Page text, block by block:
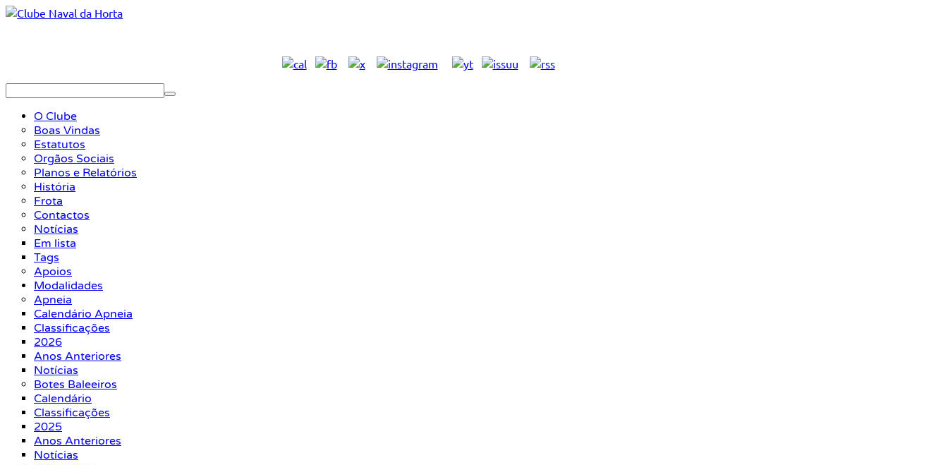
O Clube
Boas Vindas
Estatutos
Orgãos Sociais
Planos e Relatórios
História
Frota
Contactos
Notícias
Em lista
Tags
Apoios
Modalidades
Apneia
Calendário Apneia
Classificações
2026
Anos Anteriores
Notícias
Botes Baleeiros
Calendário
Classificações
2025
Anos Anteriores
Notícias